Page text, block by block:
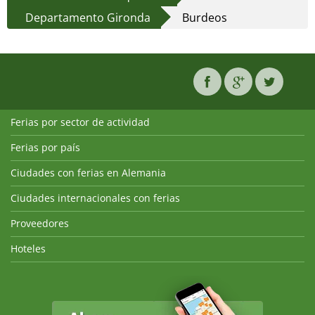
Departamento Gironda
Burdeos
Ferias por sector de actividad
Ferias por país
Ciudades con ferias en Alemania
Ciudades internacionales con ferias
Proveedores
Hoteles